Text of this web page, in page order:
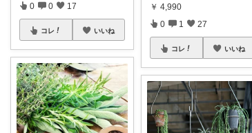
0 0 17
コレ いいね
￥ 4,990
0 1 27
コレ いいね